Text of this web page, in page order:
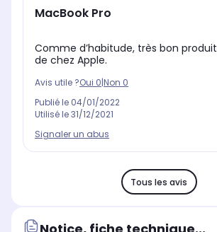
MacBook Pro
Comme d’habitude, très bon produit
de chez Apple.
Avis utile ?Oui 0|Non 0
Publié le 04/01/2022
Utilisé le31/12/2021
Signaler un abus
Tous les avis